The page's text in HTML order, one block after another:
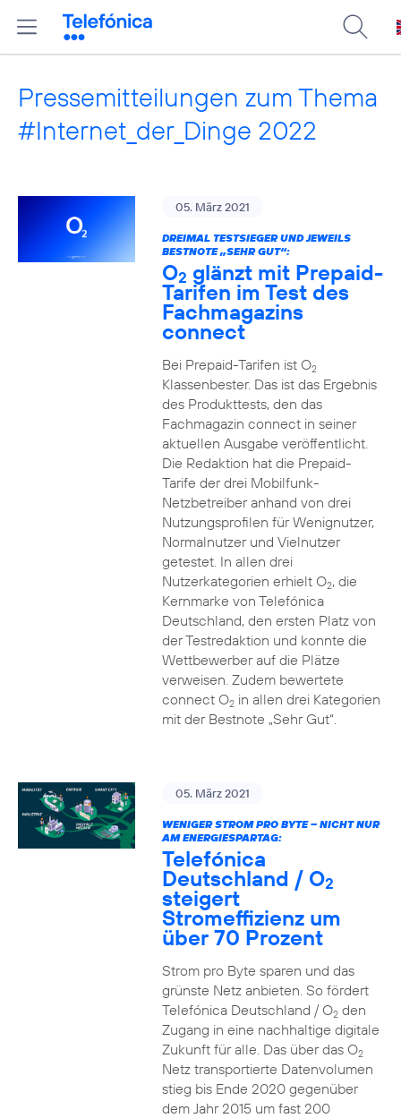
Pressemitteilungen zum Thema
#Internet_der_Dinge 2022
05. März 2021
DREIMAL TESTSIEGER UND JEWEILS
BESTNOTE „SEHR GUT“:
O2 glänzt mit Prepaid-
Tarifen im Test des
Fachmagazins
connect
Bei Prepaid-Tarifen ist O2
Klassenbester. Das ist das Ergebnis
des Produkttests, den das
Fachmagazin connect in seiner
aktuellen Ausgabe veröffentlicht.
Die Redaktion hat die Prepaid-
Tarife der drei Mobilfunk-
Netzbetreiber anhand von drei
Nutzungsprofilen für Wenignutzer,
Normalnutzer und Vielnutzer
getestet. In allen drei
Nutzerkategorien erhielt O2, die
Kernmarke von Telefónica
Deutschland, den ersten Platz von
der Testredaktion und konnte die
Wettbewerber auf die Plätze
verweisen. Zudem bewertete
connect O2in allen drei Kategorien
mit der Bestnote „Sehr Gut“.
05. März 2021
WENIGER STROM PRO BYTE – NICHT NUR
AM ENERGIESPARTAG:
Telefónica
Deutschland / O2
steigert
Stromeffizienz um
über 70 Prozent
Strom pro Byte sparen und das
grünste Netz anbieten. So fördert
Telefónica Deutschland / O2den
Zugang in eine nachhaltige digitale
Zukunft für alle. Das über das O2
Netz transportierte Datenvolumen
stieg bis Ende 2020 gegenüber
dem Jahr 2015 um fast 200